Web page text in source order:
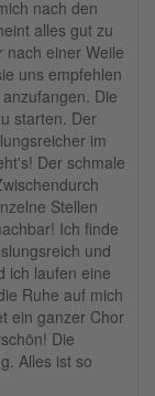
nach den
alles gut zu
nach einer Weile
uns empfehlen
Die
starten. Der
im
Der schmale
Stellen
Ich finde
und
ich laufen eine
Ruhe auf mich
ein ganzer Chor
Die
Alles ist so